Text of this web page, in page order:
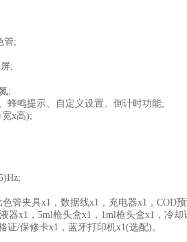
管;
;
;
鸣提示、自定义设置、倒计时功能;
x高);
夹具x1，数据线x1，充电器x1，COD
器x1，5ml枪头盒x1，1ml枪头盒x1，冷
证/保修卡x1，蓝牙打印机x1(选配)。